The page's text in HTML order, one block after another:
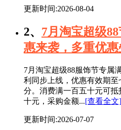
更新时间:2026-08-04
2、 7月淘宝超级
惠来袭，多重优
7月淘宝超级88服饰节专属
利同步上线，优惠有效期
分。消费满一百五十元可
十元，采购金额...[查看全文]
更新时间:2026-07-07